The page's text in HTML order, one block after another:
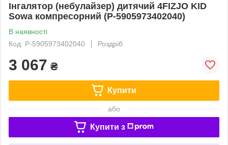
Інгалятор (небулайзер) дитячий 4FIZJO KID
Sowa компресорний (P-5905973402040)
В наявності
Код: P-5905973402040
Роздріб
3 067 ₴
Купити
або
Купити з